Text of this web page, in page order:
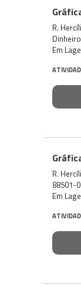
R.
Em
R.
88501-
Em